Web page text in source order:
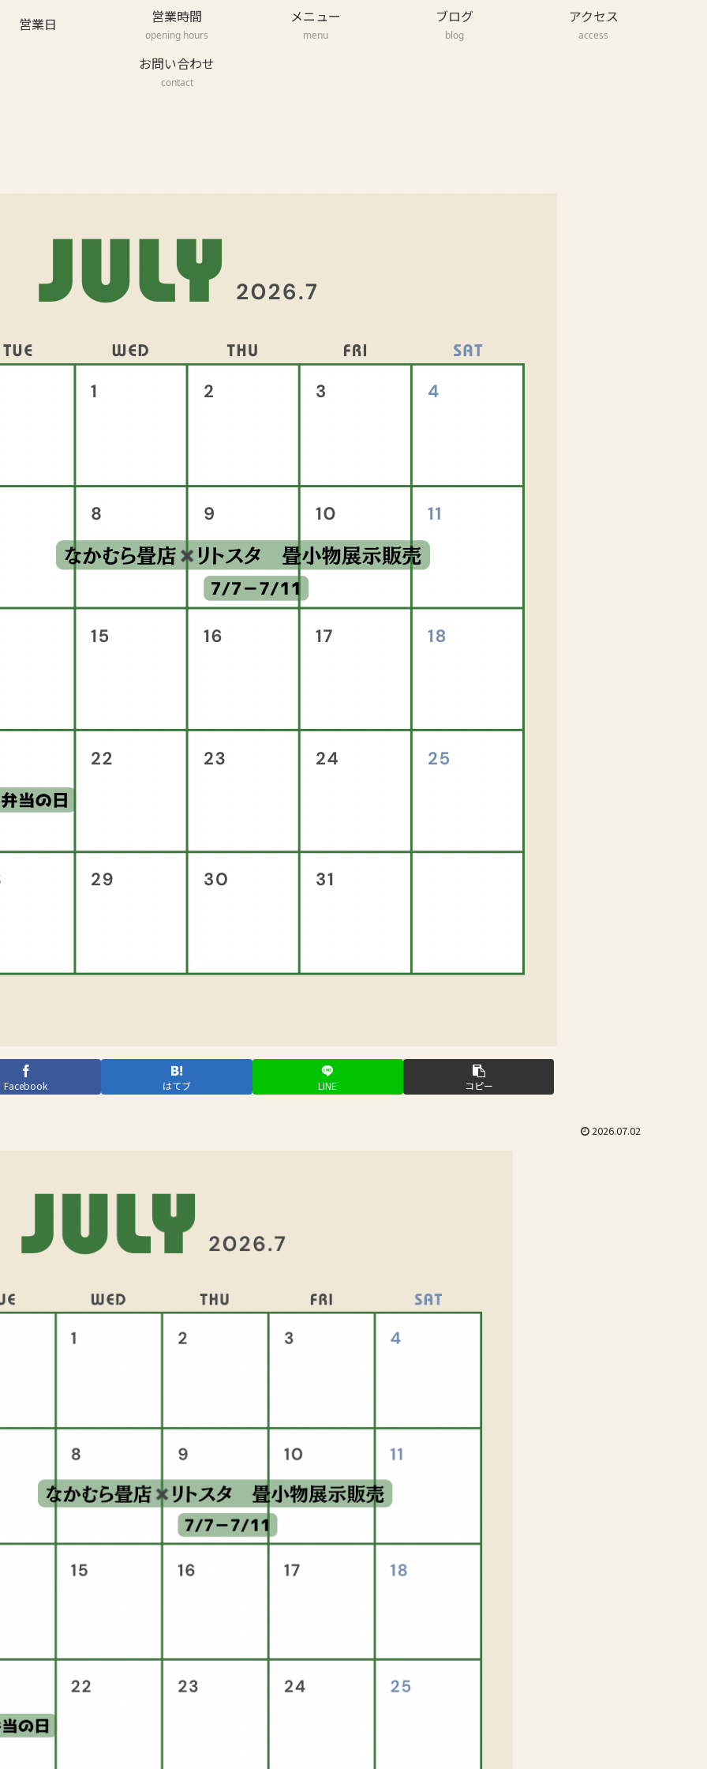
営業日 営業時間
opening hours
メニュー
menu
ブログ
blog
アクセス
access
お問い合わせ
contact
Facebook はてブ LINE コピー
2026.07.02